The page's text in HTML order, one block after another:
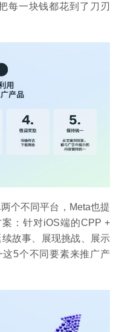
每一块钱都花到了刀刃
个不同平台，Meta也提
：针对iOS端的CPP +
故事、展现挑战、展示
5个不同要素来推广产